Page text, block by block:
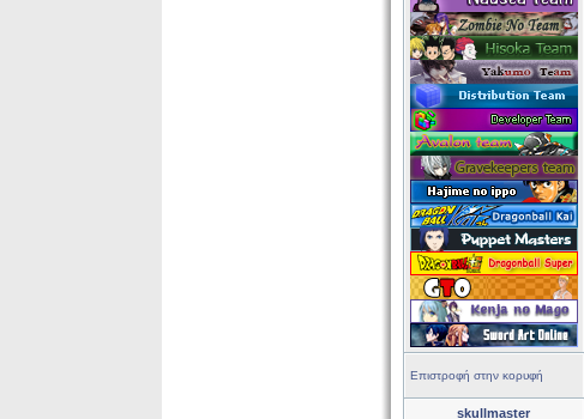
Επιστροφή στην κορυφή
skullmaster